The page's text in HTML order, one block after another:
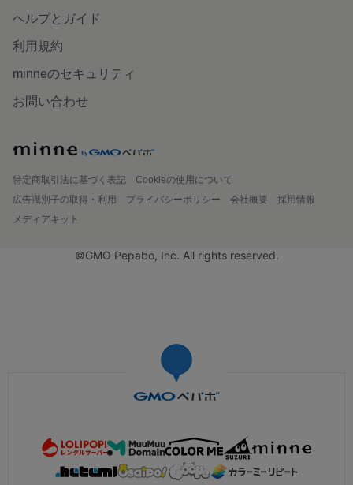
ヘルプとガイド
利用規約
minneのセキュリティ
お問い合わせ
特定商取引法に基づく表記
Cookieの使用について
広告識別子の取得・利用
プライバシーポリシー 会社概要
採用情報
メディアキット
©GMO Pepabo, Inc. All rights reserved.